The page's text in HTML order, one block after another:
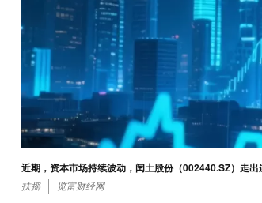
近期，资本市场持续波动，闰土股份（002440.SZ）走
扶摇 览富财经网